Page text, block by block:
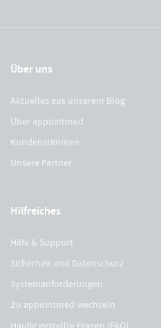
Über uns
Aktuelles aus unserem Blog
Über appointmed
Kundenstimmen
Unsere Partner
Hilfreiches
Hilfe & Support
Sicherheit und Datenschutz
Systemanforderungen
Zu appointmed wechseln
Häufig gestellte Fragen (FAQ)